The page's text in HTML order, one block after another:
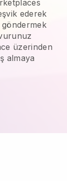
ederek
üzerinden
almaya